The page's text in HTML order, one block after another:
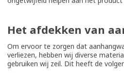
Het afdekken van
Om ervoor te zorgen dat
verliezen, hebben wij diverse
gebruiken wij zeil. Dit heeft de